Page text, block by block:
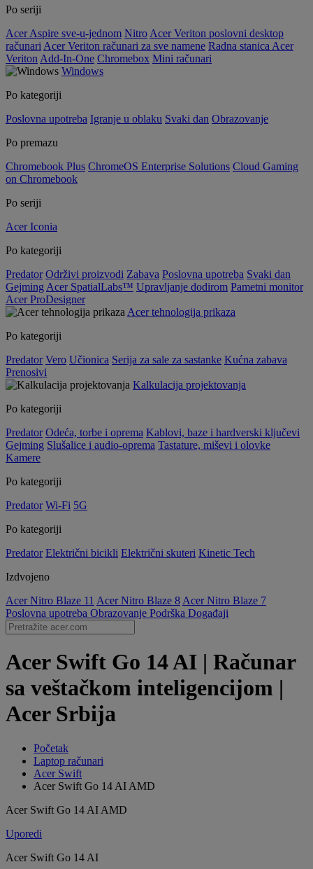
Po seriji
Acer Aspire sve-u-jednom Nitro Acer Veriton poslovni desktop
računari Acer Veriton računari za sve namene Radna stanica Acer
Veriton Add-In-One Chromebox Mini računari
Windows
Po kategoriji
Poslovna upotreba Igranje u oblaku Svaki dan Obrazovanje
Po premazu
Chromebook Plus ChromeOS Enterprise Solutions Cloud Gaming
on Chromebook
Po seriji
Acer Iconia
Po kategoriji
Predator Održivi proizvodi Zabava Poslovna upotreba Svaki dan
Gejming Acer SpatialLabs™ Upravljanje dodirom Pametni monitor
Acer ProDesigner
Acer tehnologija prikaza
Po kategoriji
Predator Vero Učionica Serija za sale za sastanke Kućna zabava
Prenosivi
Kalkulacija projektovanja
Po kategoriji
Predator Odeća, torbe i oprema Kablovi, baze i hardverski ključevi
Gejming Slušalice i audio-oprema Tastature, miševi i olovke
Kamere
Po kategoriji
Predator Wi-Fi 5G
Po kategoriji
Predator Električni bicikli Električni skuteri Kinetic Tech
Izdvojeno
Acer Nitro Blaze 11 Acer Nitro Blaze 8 Acer Nitro Blaze 7
Poslovna upotreba Obrazovanje Podrška Događaji
Acer Swift Go 14 AI | Računar
sa veštačkom inteligencijom |
Acer Srbija
Početak
Laptop računari
Acer Swift
Acer Swift Go 14 AI AMD
Acer Swift Go 14 AI AMD
Uporedi
Acer Swift Go 14 AI